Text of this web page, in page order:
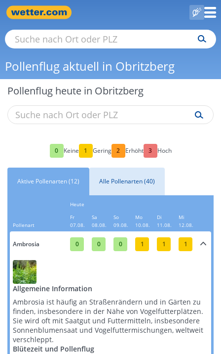
Pollenflug aktuell in Obritzberg
Pollenflug heute in Obritzberg
0 Keine 1 Gering 2 Erhöht 3 Hoch
Aktive Pollenarten (12) Alle Pollenarten (40)
Pollenart
Heute
Fr
07.08.
Sa
08.08.
So
09.08.
Mo
10.08.
Di
11.08.
Mi
12.08.
Ambrosia 0 0 0 1 1 1
Allgemeine Information
Ambrosia ist häufig an Straßenrändern und in Gärten zu
finden, insbesondere in der Nähe von Vogelfutterplätzen.
Sie wird oft mit Saatgut und Futtermitteln, insbesondere
Sonnenblumensaat und Vogelfuttermischungen, weltweit
verschleppt​​​​.
Blütezeit und Pollenflug